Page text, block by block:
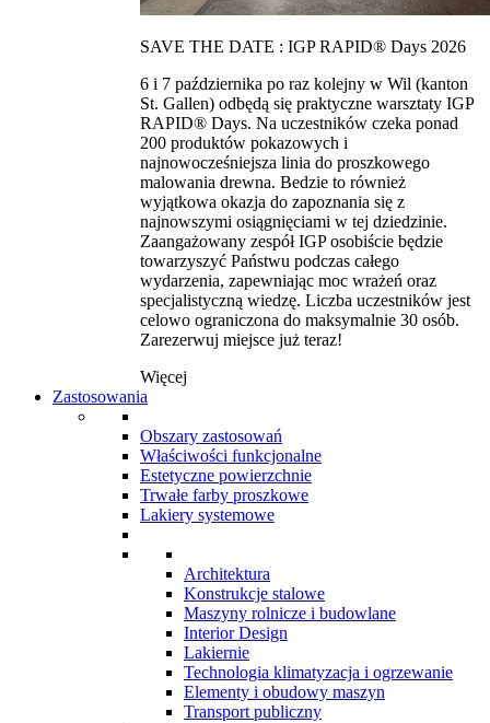
SAVE THE DATE : IGP RAPID® Days 2026
6 i 7 października po raz kolejny w Wil (kanton
St. Gallen) odbędą się praktyczne warsztaty IGP
RAPID® Days. Na uczestników czeka ponad
200 produktów pokazowych i
najnowocześniejsza linia do proszkowego
malowania drewna. Bedzie to również
wyjątkowa okazja do zapoznania się z
najnowszymi osiągnięciami w tej dziedzinie.
Zaangażowany zespół IGP osobiście będzie
towarzyszyć Państwu podczas całego
wydarzenia, zapewniając moc wrażeń oraz
specjalistyczną wiedzę. Liczba uczestników jest
celowo ograniczona do maksymalnie 30 osób.
Zarezerwuj miejsce już teraz!
Więcej
Zastosowania
Obszary zastosowań
Właściwości funkcjonalne
Estetyczne powierzchnie
Trwałe farby proszkowe
Lakiery systemowe
Architektura
Konstrukcje stalowe
Maszyny rolnicze i budowlane
Interior Design
Lakiernie
Technologia klimatyzacja i ogrzewanie
Elementy i obudowy maszyn
Transport publiczny